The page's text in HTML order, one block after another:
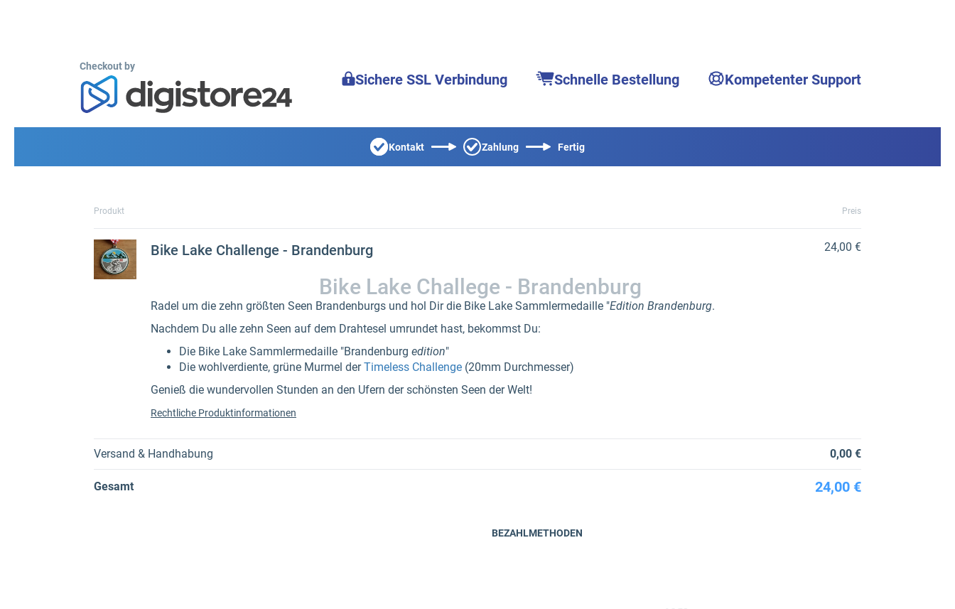
Checkout by
Sichere SSL Verbindung Schnelle Bestellung Kompetenter Support
Kontakt Zahlung Fertig
Produkt Preis
Bike Lake Challenge - Brandenburg
Bike Lake Challege - Brandenburg
Radel um die zehn größten Seen Brandenburgs und hol Dir die Bike Lake Sammlermedaille "Edition Brandenburg.
Nachdem Du alle zehn Seen auf dem Drahtesel umrundet hast, bekommst Du:
Die Bike Lake Sammlermedaille "Brandenburg edition"
Die wohlverdiente, grüne Murmel derTimeless Challenge (20mm Durchmesser)
Genieß die wundervollen Stunden an den Ufern der schönsten Seen der Welt!
Rechtliche Produktinformationen
24,00 €
Versand & Handhabung 0,00 €
Gesamt 24,00 €
BEZAHLMETHODEN